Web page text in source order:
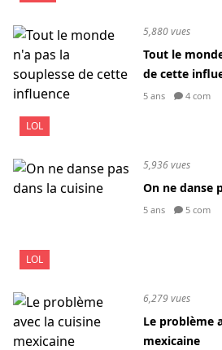
LOL
5,880 vues
Tout le
de cette
5 ans 4 com
LOL
5,936 vues
On ne danse
5 ans 5 com
6,279 vues
Le problème
mexicaine